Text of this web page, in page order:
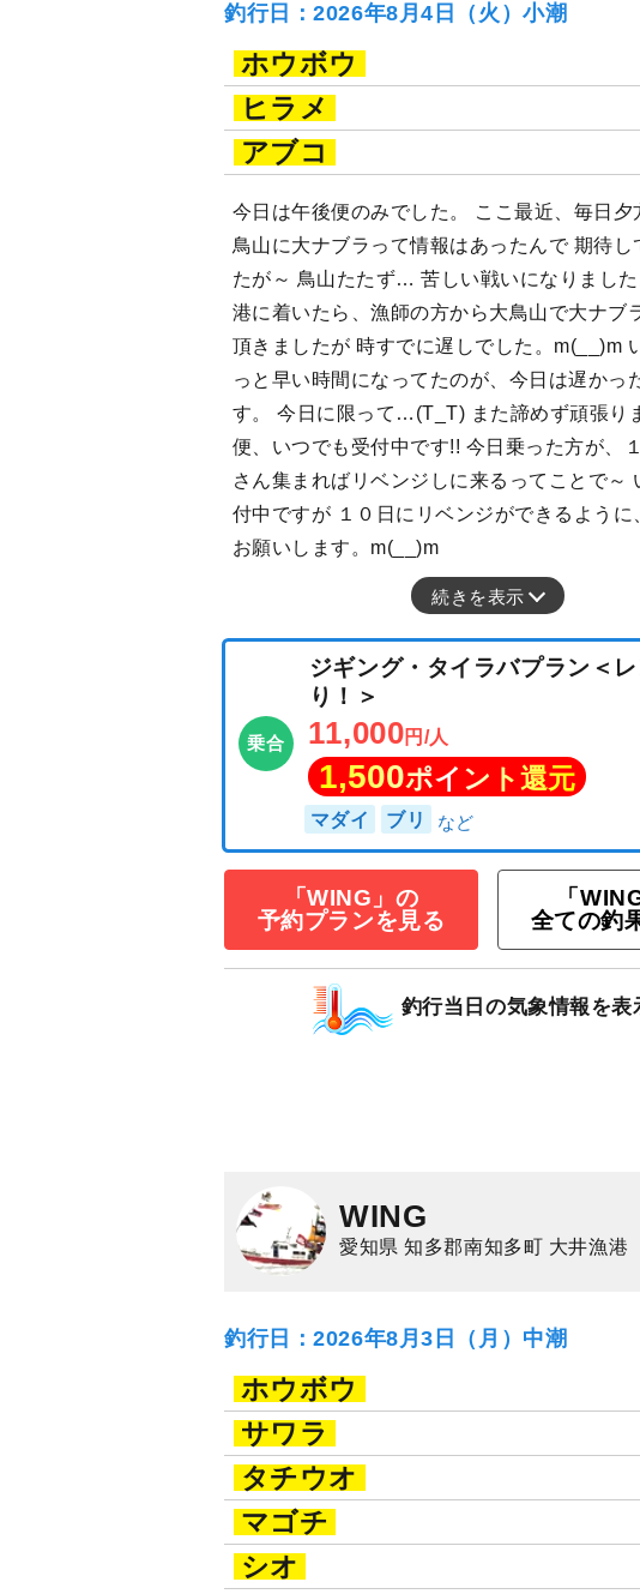
釣行日：2026年8月4日（火）小潮
ホウボウ
ヒラメ
アブコ
今日は午後便のみでした。 ここ最近、毎日夕
鳥山に大ナブラって情報はあったんで 期待し
たが～ 鳥山たたず… 苦しい戦いになりました
港に着いたら、漁師の方から大鳥山で大ナブ
頂きましたが 時すでに遅しでした。m(__)m
っと早い時間になってたのが、今日は遅かっ
す。 今日に限って…(T_T) また諦めず頑張り
便、いつでも受付中です!! 今日乗った方が、
さん集まればリベンジしに来るってことで～
付中ですが １０日にリベンジができるように
お願いします。m(__)m
続きを表示
ジギング・タイラバプラ
り！＞
11,000円/人
1,500ポイント還元
「WING」の
予約プランを見る
「
全ての釣
釣行当日の気象情報を表
WING
愛知県 知多郡南知多町 大井漁港
釣行日：2026年8月3日（月）中潮
ホウボウ
サワラ
タチウオ
マゴチ
シオ